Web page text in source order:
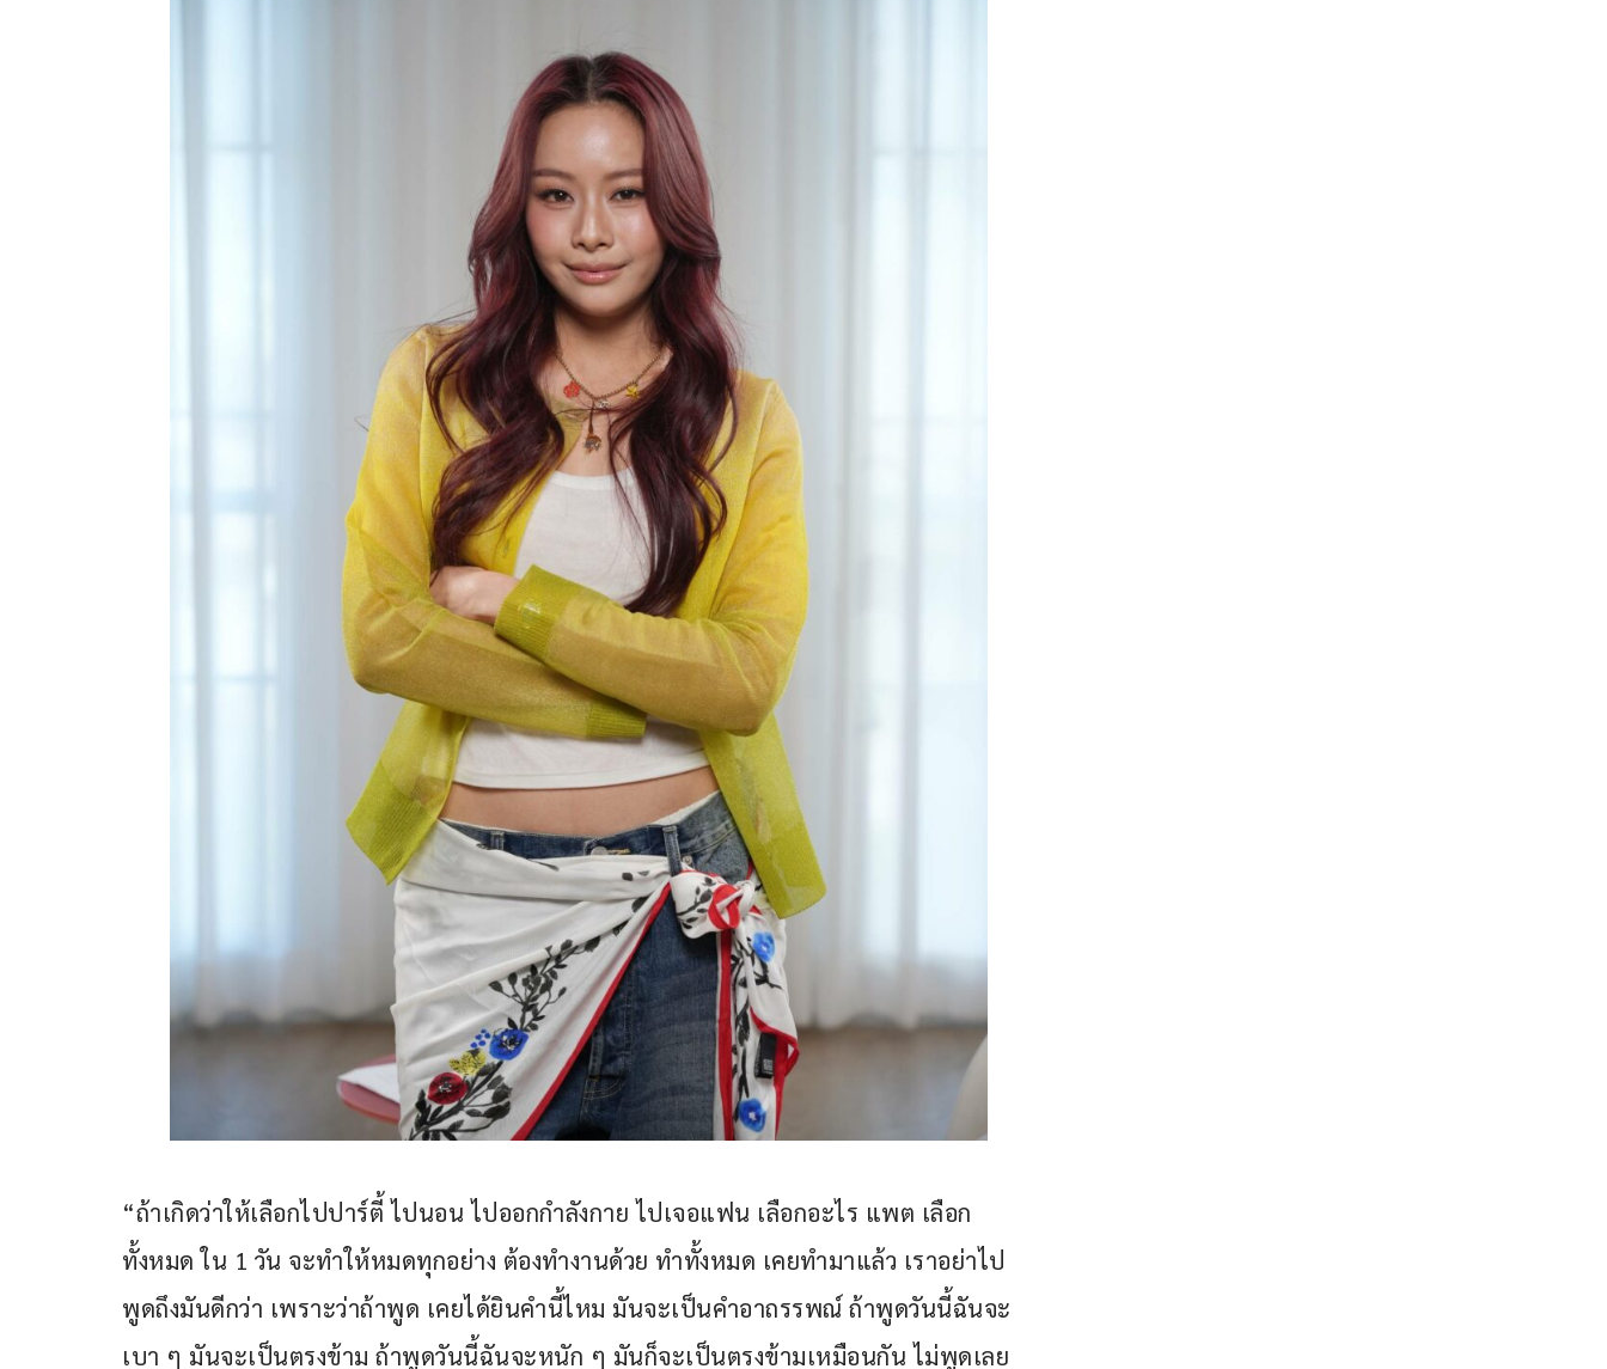
“ถ้าเกิดว่าให้เลือกไปปาร์ตี้ ไปนอน ไปออกกำลังกาย ไปเจอแฟน เลือกอะไร แพต เลือก
ทั้งหมด ใน 1 วัน จะทำให้หมดทุกอย่าง ต้องทำงานด้วย ทำทั้งหมด เคยทำมาแล้ว เราอย่าไป
พูดถึงมันดีกว่า เพราะว่าถ้าพูด เคยได้ยินคำนี้ไหม มันจะเป็นคำอาถรรพณ์ ถ้าพูดวันนี้ฉันจะ
เบา ๆ มันจะเป็นตรงข้าม ถ้าพูดวันนี้ฉันจะหนัก ๆ มันก็จะเป็นตรงข้ามเหมือนกัน ไม่พูดเลย